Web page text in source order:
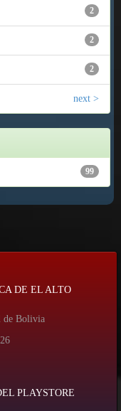
2
2
2
next >
99
DE EL ALTO
de Bolivia
PLAYSTORE